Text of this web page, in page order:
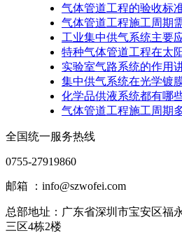
气体管道工程的验收标
气体管道工程施工周期
工业集中供气系统主要
特种气体管道工程在太
实验室气路系统的作用
集中供气系统在光学镀
化学品供液系统​都有哪
气体管道工程施工周期
全国统一服务热线
0755-27919860
邮箱 ：info@szwofei.com
总部地址： 广东省深圳市宝安区福
三区4栋2楼